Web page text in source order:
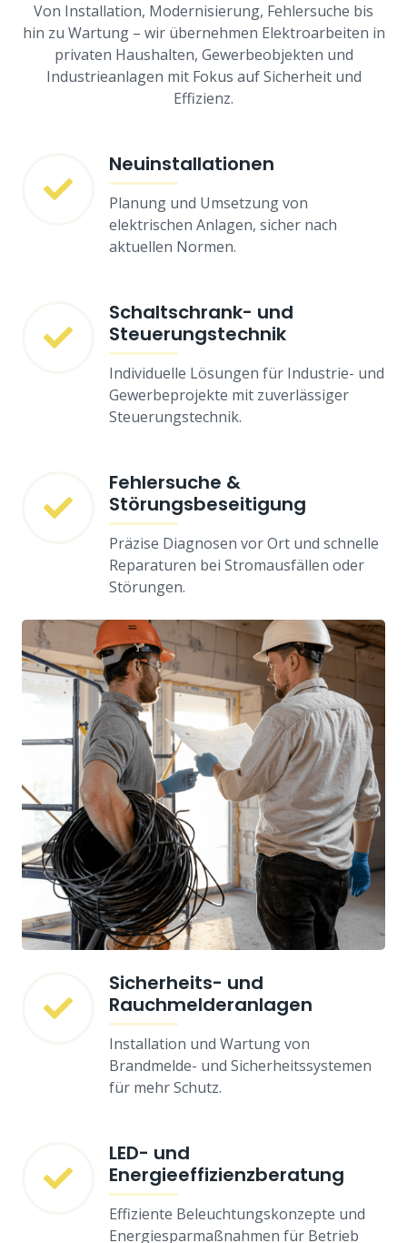
Von Installation, Modernisierung, Fehlersuche bis
hin zu Wartung – wir übernehmen Elektroarbeiten in
privaten Haushalten, Gewerbeobjekten und
Industrieanlagen mit Fokus auf Sicherheit und
Effizienz.
Neuinstallationen
Planung und Umsetzung von
elektrischen Anlagen, sicher nach
aktuellen Normen.
Schaltschrank- und
Steuerungstechnik
Individuelle Lösungen für Industrie- und
Gewerbeprojekte mit zuverlässiger
Steuerungstechnik.
Fehlersuche &
Störungsbeseitigung
Präzise Diagnosen vor Ort und schnelle
Reparaturen bei Stromausfällen oder
Störungen.
Sicherheits- und
Rauchmelderanlagen
Installation und Wartung von
Brandmelde- und Sicherheitssystemen
für mehr Schutz.
LED- und
Energieeffizienzberatung
Effiziente Beleuchtungskonzepte und
Energiesparmaßnahmen für Betrieb